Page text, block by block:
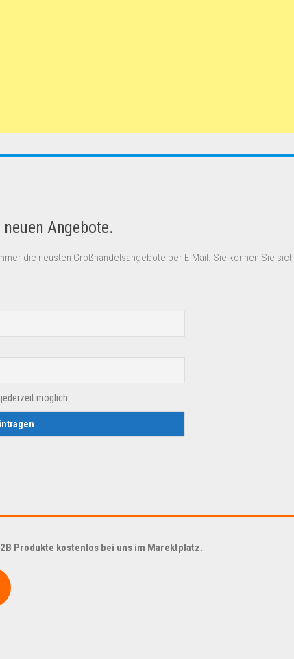
Angebote.
die neusten Großhandelsangebote per E-Mail. Sie können Sie sich
möglich.
Produkte kostenlos bei uns im Marektplatz.